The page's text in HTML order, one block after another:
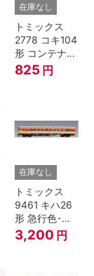
在庫なし
トミックス
2778 コキ104
形 コンテナな
し
825 円
在庫なし
トミックス
9461 キハ26
形 急行色･一
段窓 Ｔ Nゲー
ジ
3,200 円